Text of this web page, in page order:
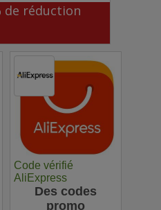
de réduction
Code vérifié
AliExpress
Des codes
promo